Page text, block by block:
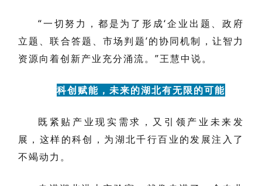
“一切努力，都是为了形成‘企业出题、政府
立题、联合答题、市场判题’的协同机制，让智力
资源向着创新产业充分涌流。”王慧中说。
科创赋能，未来的湖北有无限的可能
既紧贴产业现实需求，又引领产业未来发
展，这样的科创，为湖北千行百业的发展注入了
不竭动力。